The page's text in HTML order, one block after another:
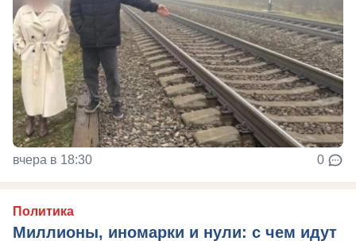
вчера в 18:30 0
Политика
Миллионы, иномарки и нули: с чем идут